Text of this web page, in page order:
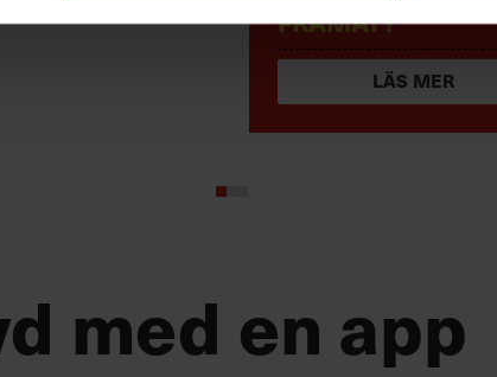
FRAMÅT?
LÄS MER
med en app